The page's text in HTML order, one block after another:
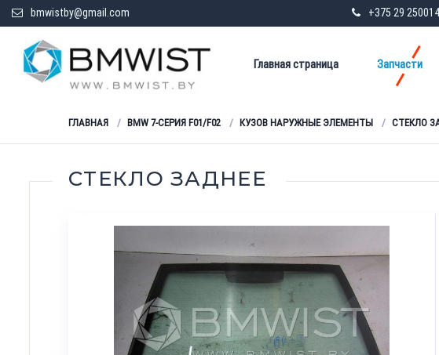
bmwistby@gmail.com +375 29
Главная страница Запчасти
ГЛАВНАЯ BMW 7-СЕРИЯ F01/F02 КУЗОВ НАРУЖНЫЕ ЭЛЕМЕНТЫ СТЕКЛО
СТЕКЛО ЗАДНЕЕ